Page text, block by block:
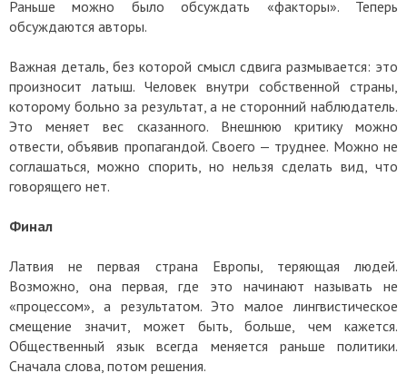
Раньше можно было обсуждать «факторы». Теперь
обсуждаются авторы.
Важная деталь, без которой смысл сдвига размывается: это
произносит латыш. Человек внутри собственной страны,
которому больно за результат, а не сторонний наблюдатель.
Это меняет вес сказанного. Внешнюю критику можно
отвести, объявив пропагандой. Своего — труднее. Можно не
соглашаться, можно спорить, но нельзя сделать вид, что
говорящего нет.
Финал
Латвия не первая страна Европы, теряющая людей.
Возможно, она первая, где это начинают называть не
«процессом», а результатом. Это малое лингвистическое
смещение значит, может быть, больше, чем кажется.
Общественный язык всегда меняется раньше политики.
Сначала слова, потом решения.